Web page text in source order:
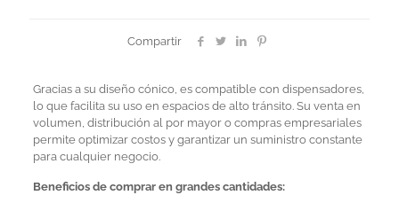
Compartir
Gracias a su diseño cónico, es compatible con dispensadores,
lo que facilita su uso en espacios de alto tránsito. Su venta en
volumen, distribución al por mayor o compras empresariales
permite optimizar costos y garantizar un suministro constante
para cualquier negocio.
Beneficios de comprar en grandes cantidades: